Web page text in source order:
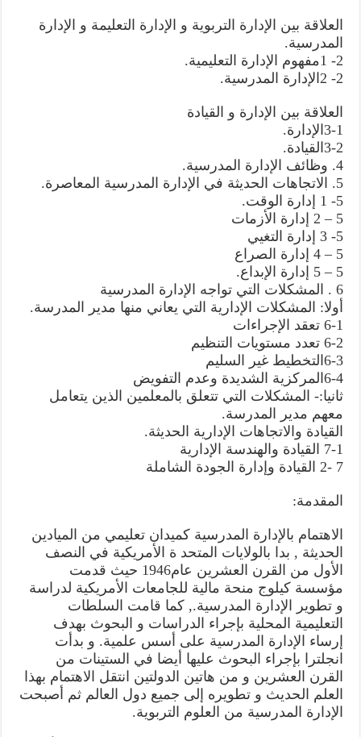
العلاقة بين الإدارة التربوية و الإدارة التعليمة و الإدارة
المدرسية.
2- 1مفهوم الإدارة التعليمية.
2- 2الإدارة المدرسية.
العلاقة بين الإدارة و القيادة
3-1الإدارة.
3-2القيادة.
4. وظائف الإدارة المدرسية.
5. الاتجاهات الحديثة في الإدارة المدرسية المعاصرة.
5- 1 إدارة الوقت.
5 – 2 إدارة الأزمات
5- 3 إدارة التغيي
5 – 4 إدارة الصراع
5 – 5 إدارة الإبداع.
6 . المشكلات التي تواجه الإدارة المدرسية
أولا: المشكلات الإدارية التي يعاني منها مدير المدرسة.
6-1 تعقد الإجراءات
6-2 تعدد مستويات التنظيم
6-3التخطيط غير السليم
6-4المركزية الشديدة وعدم التفويض
ثانيا:- المشكلات التي تتعلق بالمعلمين الذين يتعامل
معهم مدير المدرسة.
القيادة والاتجاهات الإدارية الحديثة.
7-1 القيادة والهندسة الإدارية
7 -2 القيادة وإدارة الجودة الشاملة
المقدمة:
الاهتمام بالإدارة المدرسية كميدان تعليمي من الميادين
الحديثة , بدا بالولايات المتحد ة الأمريكية في النصف
الأول من القرن العشرين عام1946 حيث قدمت
مؤسسة كيلوج منحة مالية للجامعات الأمريكية لدراسة
و تطوير الإدارة المدرسية., كما قامت السلطات
التعليمية المحلية بإجراء الدراسات و البحوث بهدف
إرساء الإدارة المدرسية على أسس علمية. و بدأت
انجلترا بإجراء البحوث عليها أيضا في الستينات من
القرن العشرين و من هاتين الدولتين انتقل الاهتمام بهذا
العلم الحديث و تطويره إلى جميع دول العالم ثم أصبحت
الإدارة المدرسية من العلوم التربوية.